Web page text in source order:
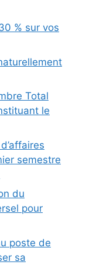
% sur vos
Total
le
semestre
du
pour
poste de
sa